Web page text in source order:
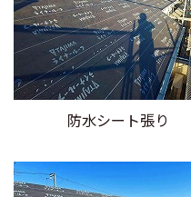
防水シート張り